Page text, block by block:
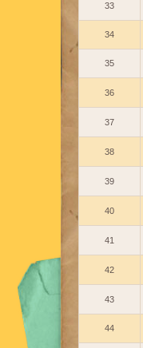
33
34
35
36
37
38
39
40
41
42
43
44